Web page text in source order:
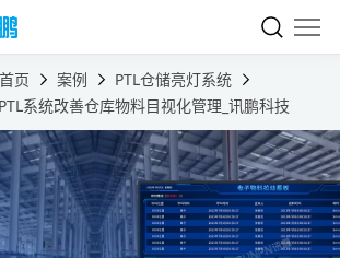
首页 案例
PTL仓储亮灯系统
系统改善仓库物料目视化管理_讯鹏科技